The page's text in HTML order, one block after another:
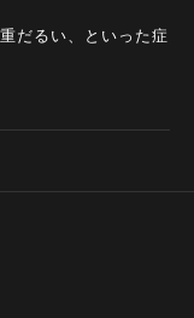
だるい、といった症